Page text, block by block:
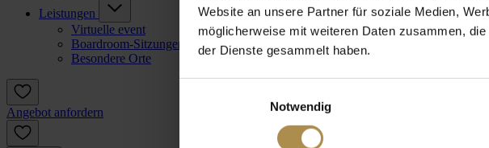
Website an unsere Partner für soziale Medien,
möglicherweise mit weiteren Daten zusammen,
der Dienste gesammelt haben.
Notwendig
Leistungen
Virtuelle event
Boardroom-Sitzungen
Besondere Orte
Angebot anfordern